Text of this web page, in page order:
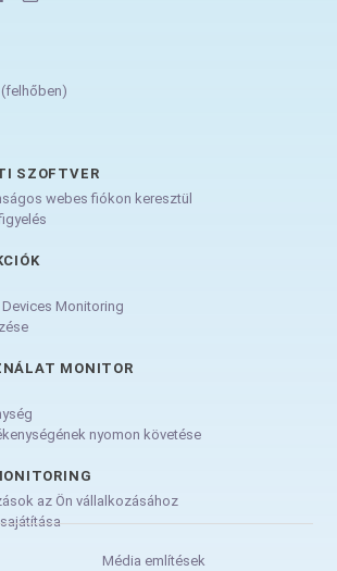
SZOFTVER
webes fiókon keresztül
Monitoring
MONITOR
nyomon követése
az Ön vállalkozásához
Média említések